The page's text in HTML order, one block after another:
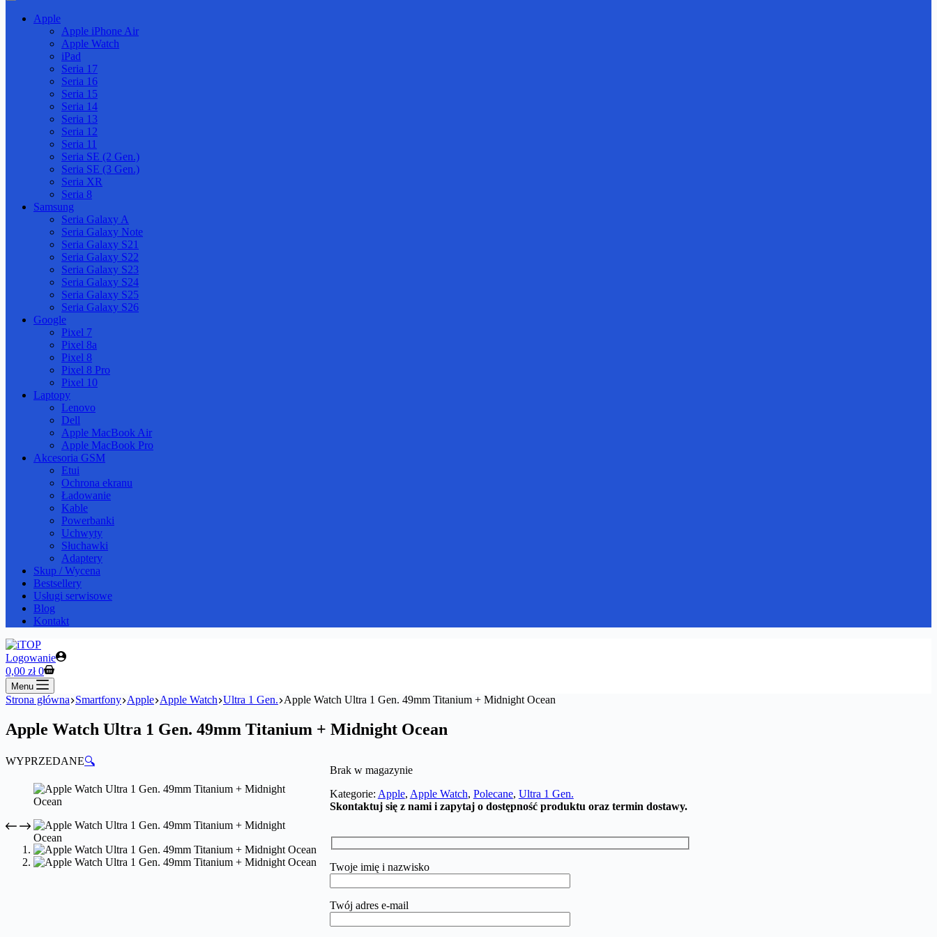
Apple
Apple iPhone Air
Apple Watch
iPad
Seria 17
Seria 16
Seria 15
Seria 14
Seria 13
Seria 12
Seria 11
Seria SE (2 Gen.)
Seria SE (3 Gen.)
Seria XR
Seria 8
Samsung
Seria Galaxy A
Seria Galaxy Note
Seria Galaxy S21
Seria Galaxy S22
Seria Galaxy S23
Seria Galaxy S24
Seria Galaxy S25
Seria Galaxy S26
Google
Pixel 7
Pixel 8a
Pixel 8
Pixel 8 Pro
Pixel 10
Laptopy
Lenovo
Dell
Apple MacBook Air
Apple MacBook Pro
Akcesoria GSM
Etui
Ochrona ekranu
Ładowanie
Kable
Powerbanki
Uchwyty
Słuchawki
Adaptery
Skup / Wycena
Bestsellery
Usługi serwisowe
Blog
Kontakt
Logowanie
Koszyk
0,00 zł 0
Menu
Strona główna Smartfony Apple Apple Watch Ultra 1 Gen. Apple Watch Ultra 1 Gen. 49mm Titanium + Midnight Ocean
Apple Watch Ultra 1 Gen. 49mm Titanium + Midnight Ocean
WYPRZEDANE🔍
Brak w magazynie
Kategorie: Apple, Apple Watch, Polecane, Ultra 1 Gen.
Skontaktuj się z nami i zapytaj o dostępność produktu oraz termin dostawy.
Twoje imię i nazwisko
Twój adres e-mail